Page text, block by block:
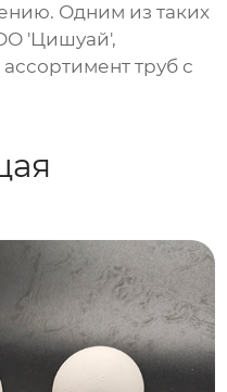
Одним из таких
'Цишуай',
труб с